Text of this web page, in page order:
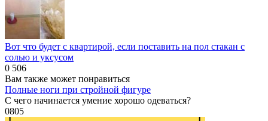
Вот что будет с квартирой, если поставить на пол стакан с
солью и уксусом
0 506
Вам также может понравиться
Полные ноги при стройной фигуре
С чего начинается умение хорошо одеваться?
0805